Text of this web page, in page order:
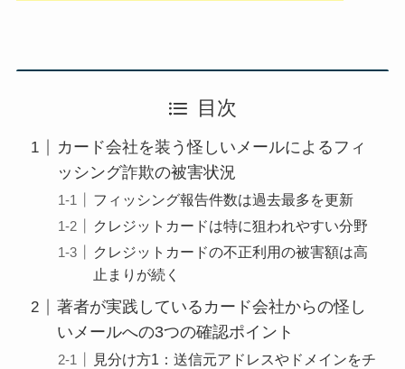
目次
カード会社を装う怪しいメールによるフィ
ッシング詐欺の被害状況
フィッシング報告件数は過去最多を更新
クレジットカードは特に狙われやすい分野
クレジットカードの不正利用の被害額は高
止まりが続く
著者が実践しているカード会社からの怪し
いメールへの3つの確認ポイント
見分け方1：送信元アドレスやドメインをチ